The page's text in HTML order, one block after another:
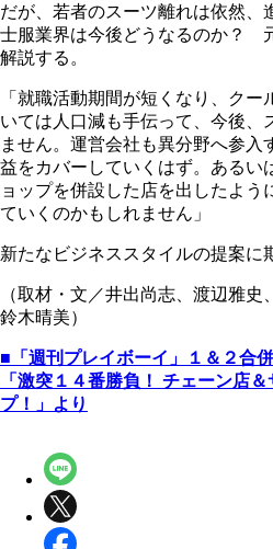
だが、若者のスーツ離れは依然、
士服業界は今後どうなるのか？
解説する。
「就職活動期間が短くなり、ク
いては人口減も手伝って、今後、
ません。運営会社も異分野へ参入
益をカバーしていくはず。あるい
ョップを併設した店を出したよう
ていくのかもしれません」
新たなビジネススタイルの提案に
（取材・文／井出尚志、渡辺雅
鈴木晴美）
■「週刊プレイボーイ」１＆２合
「激突１４番勝負！ チェーン店
プ！」より